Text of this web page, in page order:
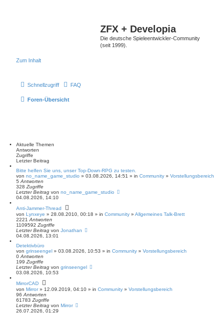
ZFX + Developia
Die deutsche Spieleentwickler-Community
(seit 1999).
Zum Inhalt
Schnellzugriff FAQ
Foren-Übersicht
Aktuelle Themen
Antworten
Zugriffe
Letzter Beitrag
Bitte helfen Sie uns, unser Top-Down-RPG zu testen.
von no_name_game_studio » 03.08.2026, 14:51 » in Community » Vorstellungsbereich
5 Antworten
328 Zugriffe
Letzter Beitrag von no_name_game_studio
04.08.2026, 14:10
Anti-Jammer-Thread
von Lynxeye » 28.08.2010, 00:18 » in Community » Allgemeines Talk-Brett
2221 Antworten
1109592 Zugriffe
Letzter Beitrag von Jonathan
04.08.2026, 13:01
Detektivbüro
von grinseengel » 03.08.2026, 10:53 » in Community » Vorstellungsbereich
0 Antworten
199 Zugriffe
Letzter Beitrag von grinseengel
03.08.2026, 10:53
MirrorCAD
von Mirror» 12.09.2019, 04:10 » in Community » Vorstellungsbereich
96 Antworten
61783 Zugriffe
Letzter Beitrag von Mirror
26.07.2026, 01:29